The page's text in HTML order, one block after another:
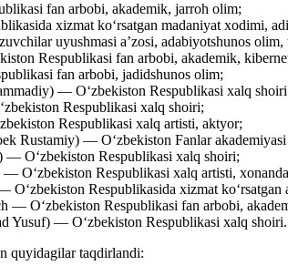
fan arbobi, akademik, jarroh olim;
xizmat ko‘rsatgan madaniyat xodimi,
uyushmasi a’zosi, adabiyotshunos olim,
Respublikasi fan arbobi, akademik,
fan arbobi, jadidshunos olim;
— O‘zbekiston Respublikasi xalq
Respublikasi xalq shoiri;
Respublikasi xalq artisti, aktyor;
Rustamiy) — O‘zbekiston Fanlar
— O‘zbekiston Respublikasi xalq shoiri;
O‘zbekiston Respublikasi xalq artisti,
Respublikasida xizmat ko‘rsatgan
— O‘zbekiston Respublikasi fan arbobi,
Yusuf) — O‘zbekiston Respublikasi xalq shoiri.
quyidagilar taqdirlandi: